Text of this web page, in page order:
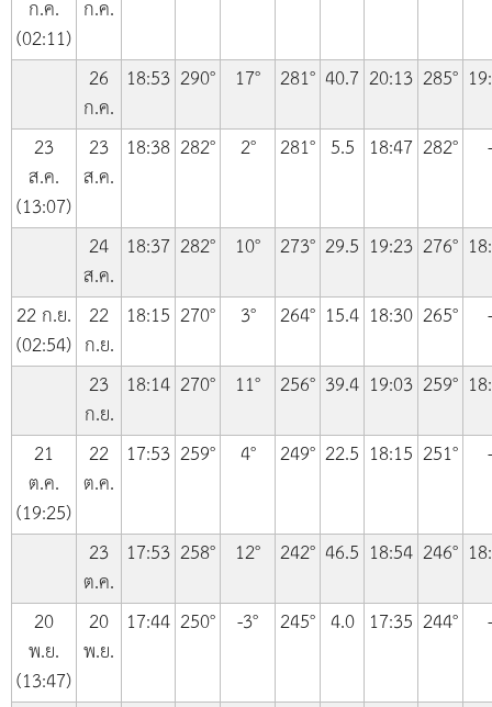
ก.ค.
(02:11)
ก.ค.
26
ก.ค.
18:53 290° 17° 281° 40.7 20:13 285°
23
ส.ค.
(13:07)
23
ส.ค.
18:38 282° 2° 281° 5.5 18:47 282° -
24
ส.ค.
18:37 282° 10° 273° 29.5 19:23 276°
22 ก.ย.
(02:54)
22
ก.ย.
18:15 270° 3° 264° 15.4 18:30 265°
-
23
ก.ย.
18:14 270° 11° 256° 39.4 19:03 259°
21
ต.ค.
(19:25)
22
ต.ค.
17:53 259° 4° 249° 22.5 18:15 251° -
23
ต.ค.
17:53 258° 12° 242° 46.5 18:54 246°
20
พ.ย.
(13:47)
20
พ.ย.
17:44 250° -3° 245° 4.0 17:35 244° -